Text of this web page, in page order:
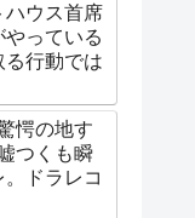
ハウス首席
っている
る行動では
愕の地す
つくも瞬
ドラレコ